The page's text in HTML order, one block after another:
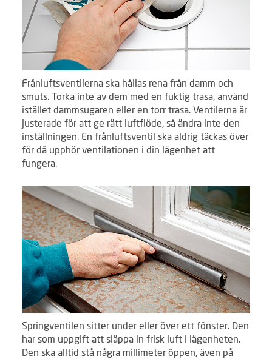
Frånluftsventilerna ska hållas rena från damm och
smuts. Torka inte av dem med en fuktig trasa, använd
istället dammsugaren eller en torr trasa. Ventilerna är
justerade för att ge rätt luftflöde, så ändra inte den
inställningen. En frånluftsventil ska aldrig täckas över
för då upphör ventilationen i din lägenhet att
fungera.
Springventilen sitter under eller över ett fönster. Den
har som uppgift att släppa in frisk luft i lägenheten.
Den ska alltid stå några millimeter öppen, även på